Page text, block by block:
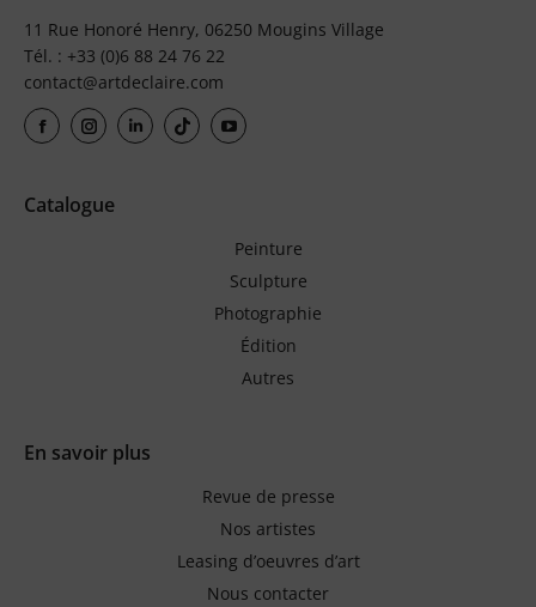
11 Rue Honoré Henry, 06250 Mougins Village
Tél. : +33 (0)6 88 24 76 22
contact@artdeclaire.com
Catalogue
Peinture
Sculpture
Photographie
Édition
Autres
En savoir plus
Revue de presse
Nos artistes
Leasing d’oeuvres d’art
Nous contacter